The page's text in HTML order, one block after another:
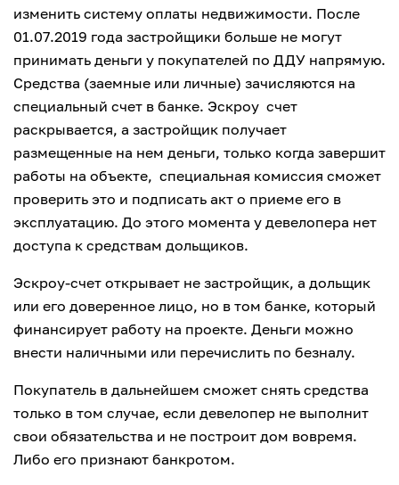
изменить систему оплаты недвижимости. После
01.07.2019 года застройщики больше не могут
принимать деньги у покупателей по ДДУ напрямую.
Средства (заемные или личные) зачисляются на
специальный счет в банке. Эскроу счет
раскрывается, а застройщик получает
размещенные на нем деньги, только когда завершит
работы на объекте, специальная комиссия сможет
проверить это и подписать акт о приеме его в
эксплуатацию. До этого момента у девелопера нет
доступа к средствам дольщиков.
Эскроу-счет открывает не застройщик, а дольщик
или его доверенное лицо, но в том банке, который
финансирует работу на проекте. Деньги можно
внести наличными или перечислить по безналу.
Покупатель в дальнейшем сможет снять средства
только в том случае, если девелопер не выполнит
свои обязательства и не построит дом вовремя.
Либо его признают банкротом.